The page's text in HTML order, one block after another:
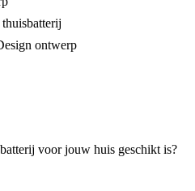
ontwerp
voor jouw huis geschikt is?